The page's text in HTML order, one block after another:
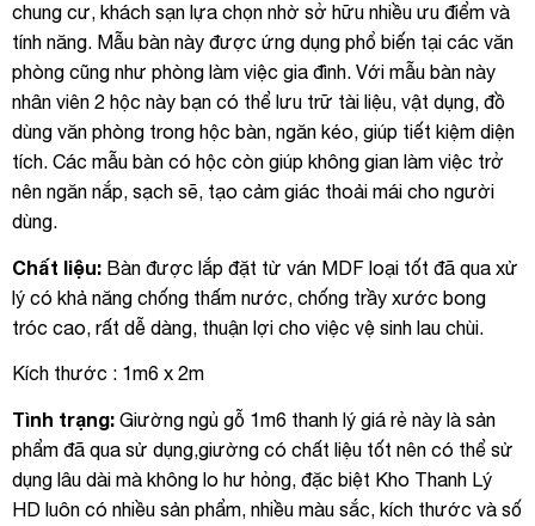
chung cư, khách sạn lựa chọn nhờ sở hữu nhiều ưu điểm và
tính năng. Mẫu bàn này được ứng dụng phổ biến tại các văn
phòng cũng như phòng làm việc gia đình. Với mẫu bàn này
nhân viên 2 hộc này bạn có thể lưu trữ tài liệu, vật dụng, đồ
dùng văn phòng trong hộc bàn, ngăn kéo, giúp tiết kiệm diện
tích. Các mẫu bàn có hộc còn giúp không gian làm việc trở
nên ngăn nắp, sạch sẽ, tạo cảm giác thoải mái cho người
dùng.
Chất liệu: Bàn được lắp đặt từ ván MDF loại tốt đã qua xử
lý có khả năng chống thấm nước, chống trầy xước bong
tróc cao, rất dễ dàng, thuận lợi cho việc vệ sinh lau chùi.
Kích thước : 1m6 x 2m
Tình trạng: Giường ngủ gỗ 1m6 thanh lý giá rẻ này là sản
phẩm đã qua sử dụng,giường có chất liệu tốt nên có thể sử
dụng lâu dài mà không lo hư hỏng, đặc biệt Kho Thanh Lý
HD luôn có nhiều sản phẩm, nhiều màu sắc, kích thước và số